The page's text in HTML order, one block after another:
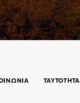
ΤΑΥΤΟΤΗΤΑ